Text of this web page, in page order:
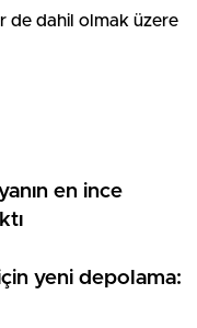
de dahil olmak üzere
en ince
yeni depolama: